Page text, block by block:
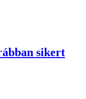
sikert